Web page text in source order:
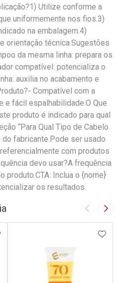
Utilize conforme a
uniformemente nos fios.3)
na embalagem.4)
orientação técnica.Sugestões
da mesma linha: prepara os
compatível: potencializa o
auxilia no acabamento e
Compatível com a
e fácil espalhabilidade.O Que
produto é indicado para qual
“Para Qual Tipo de Cabelo
fabricante.Pode ser usado
com produtos
devo usar?A frequência
produto.CTA: Inclua o {nome}
os resultados.
Imagem
AOS FAVORITOS